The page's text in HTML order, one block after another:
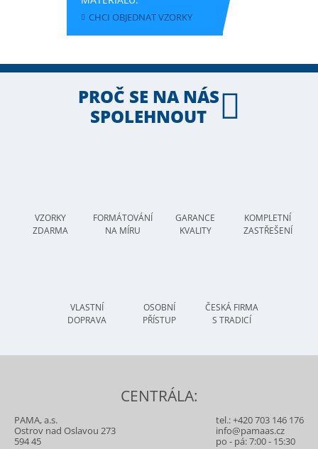
CHCI OBJEDNAT VZORKY
PROČ SE NA NÁS
SPOLEHNOUT
VZORKY
ZDARMA
FORMÁTOVÁNÍ
NA MÍRU
GARANCE
KVALITY
KOMPLETNÍ
ZASTŘEŠENÍ
VLASTNÍ
DOPRAVA
OSOBNÍ
PŘÍSTUP
ČESKÁ FIRMA
S TRADICÍ
CENTRÁLA:
PAMA, a.s.
Ostrov nad Oslavou 273
594 45
tel.:+420 703 146 176
info@pamaas.cz
po - pá: 7:00 - 15:30